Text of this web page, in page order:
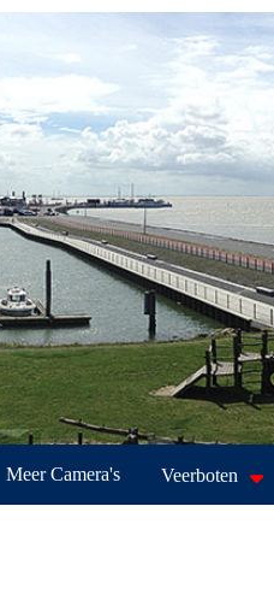
Meer Camera's Veerboten